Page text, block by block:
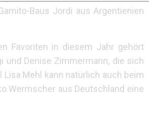
Baus Jordi aus Argentienien
Favoriten in diesem Jahr gehört
und Denise Zimmermann, die sich
Mehl kann natürlich auch beim
Wermscher aus Deutschland eine